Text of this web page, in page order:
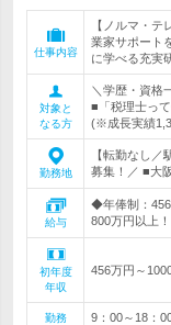
仕事内容
【ノルマ・
業家サポート
に学べる充実
対象と
なる方
＼学歴・資格
■「税理士っ
(※成長実績
勤務地
【転勤なし
募集！／ ■大
給与
◆年俸制：
800万円以上
初年度
年収
456万円～
勤務
9：00～18：